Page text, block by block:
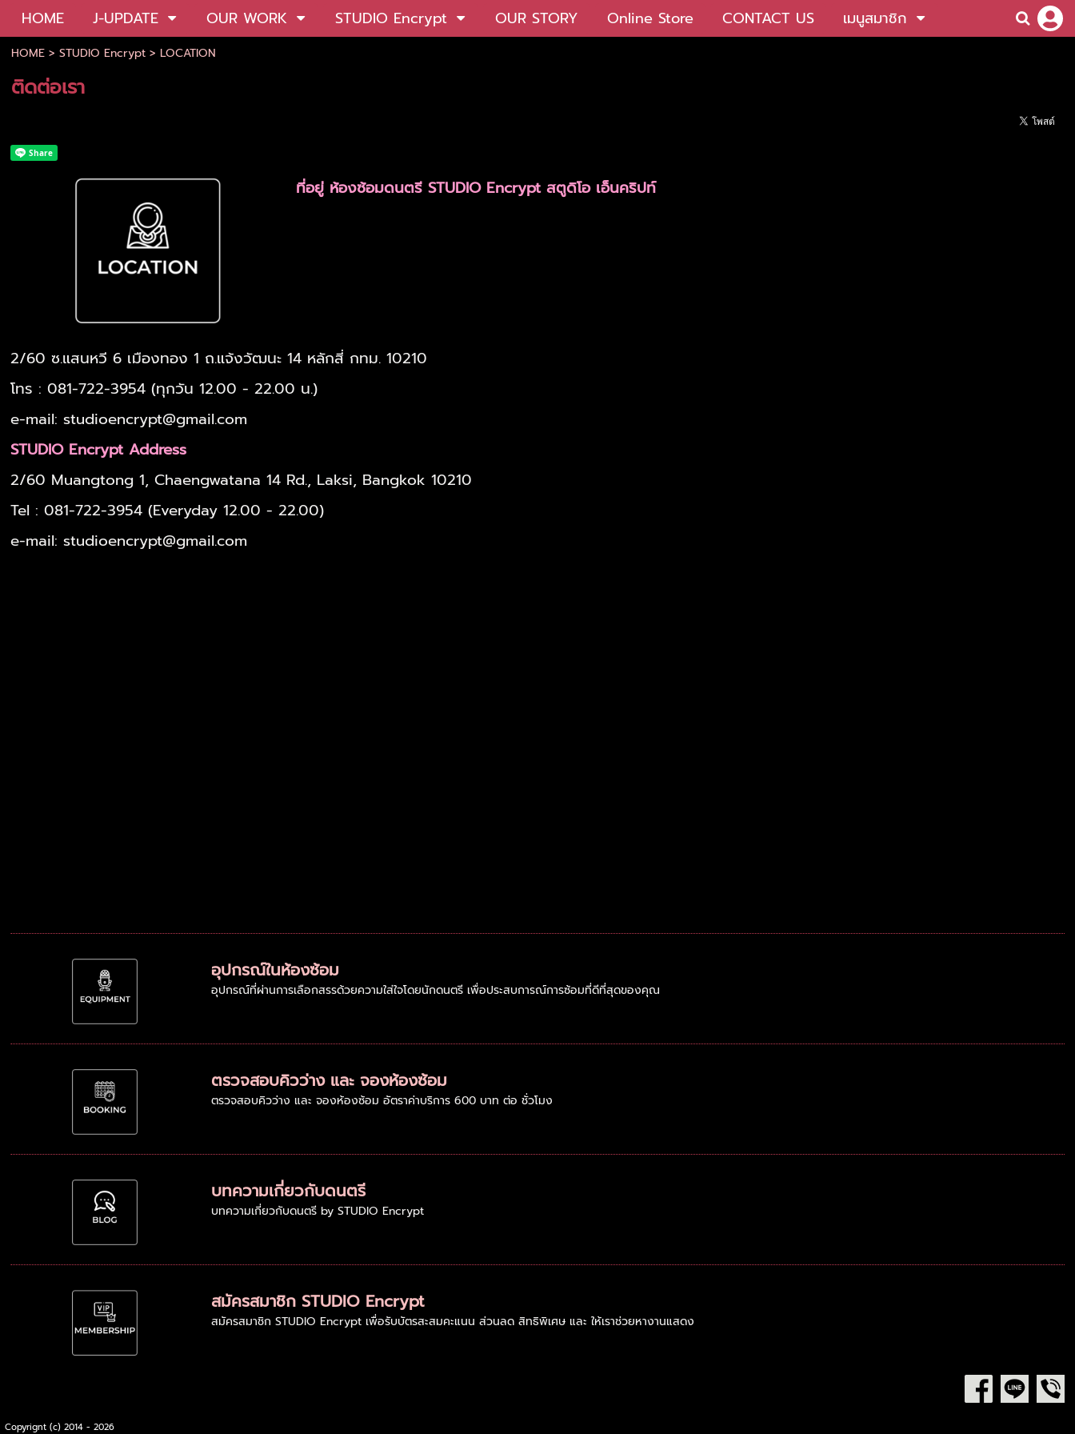
HOME J-UPDATE OUR WORK STUDIO Encrypt OUR STORY Online Store CONTACT US เมนูสมาชิก
HOME> STUDIO Encrypt> LOCATION
ติดต่อเรา
ที่อยู่ ห้องซ้อมดนตรี STUDIO Encrypt สตูดิโอ เอ็นคริปท์
2/60 ซ.แสนหวี 6 เมืองทอง 1 ถ.แจ้งวัฒนะ 14 หลักสี่ กทม. 10210
โทร : 081-722-3954 (ทุกวัน 12.00 - 22.00 น.)
e-mail: studioencrypt@gmail.com
STUDIO Encrypt Address
2/60 Muangtong 1, Chaengwatana 14 Rd., Laksi, Bangkok 10210
Tel : 081-722-3954 (Everyday 12.00 - 22.00)
e-mail:studioencrypt@gmail.com
อุปกรณ์ในห้องซ้อม
อุปกรณ์ที่ผ่านการเลือกสรรด้วยความใส่ใจโดยนักดนตรี เพื่อประสบการณ์การซ้อมที่ดีที่สุดของคุณ
ตรวจสอบคิวว่าง และ จองห้องซ้อม
ตรวจสอบคิวว่าง และ จองห้องซ้อม อัตราค่าบริการ 600 บาท ต่อ ชั่วโมง
บทความเกี่ยวกับดนตรี
บทความเกี่ยวกับดนตรี by STUDIO Encrypt
สมัครสมาชิก STUDIO Encrypt
สมัครสมาชิก STUDIO Encrypt เพื่อรับบัตรสะสมคะแนน ส่วนลด สิทธิพิเศษ และ ให้เราช่วยหางานแสดง
Copyrignt (c) 2014 - 2026